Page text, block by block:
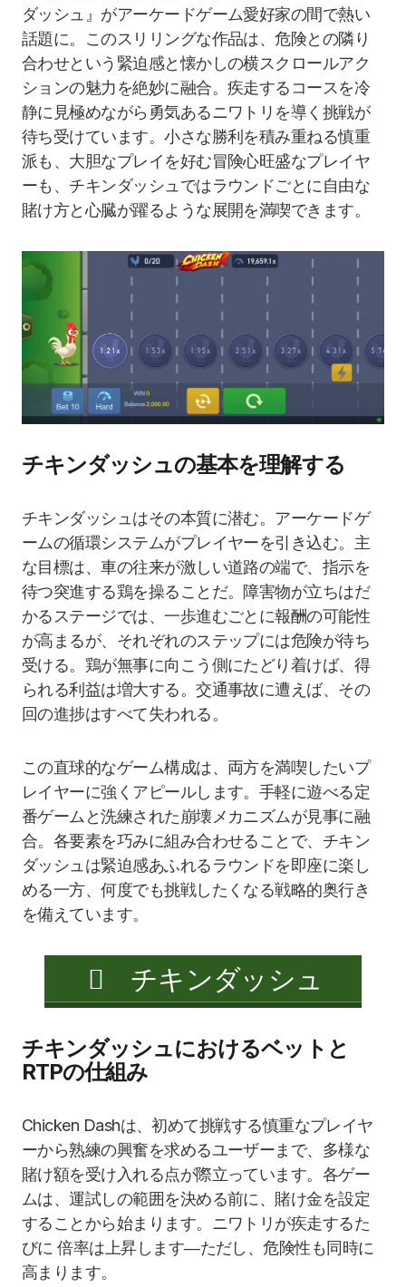
ダッシュ』がアーケードゲーム愛好家の間で熱い
話題に。このスリリングな作品は、危険との隣り
合わせという緊迫感と懐かしの横スクロールアク
ションの魅力を絶妙に融合。疾走するコースを冷
静に見極めながら勇気あるニワトリを導く挑戦が
待ち受けています。小さな勝利を積み重ねる慎重
派も、大胆なプレイを好む冒険心旺盛なプレイヤ
ーも、チキンダッシュではラウンドごとに自由な
賭け方と心臓が躍るような展開を満喫できます。
チキンダッシュの基本を理解する
チキンダッシュはその本質に潜む。アーケードゲ
ームの循環システムがプレイヤーを引き込む。主
な目標は、車の往来が激しい道路の端で、指示を
待つ突進する鶏を操ることだ。障害物が立ちはだ
かるステージでは、一歩進むごとに報酬の可能性
が高まるが、それぞれのステップには危険が待ち
受ける。鶏が無事に向こう側にたどり着けば、得
られる利益は増大する。交通事故に遭えば、その
回の進捗はすべて失われる。
この直球的なゲーム構成は、両方を満喫したいプ
レイヤーに強くアピールします。手軽に遊べる定
番ゲームと洗練された崩壊メカニズムが見事に融
合。各要素を巧みに組み合わせることで、チキン
ダッシュは緊迫感あふれるラウンドを即座に楽し
める一方、何度でも挑戦したくなる戦略的奥行き
を備えています。
チキンダッシュ
チキンダッシュにおけるベットと
RTPの仕組み
Chicken Dashは、初めて挑戦する慎重なプレイヤ
ーから熟練の興奮を求めるユーザーまで、多様な
賭け額を受け入れる点が際立っています。各ゲー
ムは、運試しの範囲を決める前に、賭け金を設定
することから始まります。ニワトリが疾走するた
びに 倍率は上昇します―ただし、危険性も同時に
高まります。